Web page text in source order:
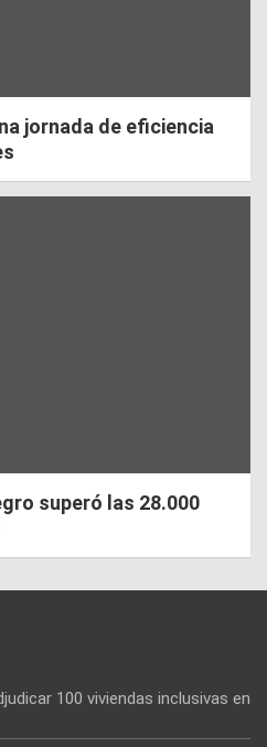
jornada de eficiencia
superó las 28.000
100 viviendas inclusivas en